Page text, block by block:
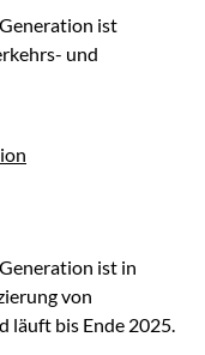
ist
und
ist in
von
läuft bis Ende 2025.